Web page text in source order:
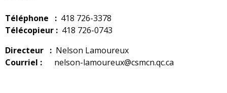
Téléphone : 418 726-3378
Télécopieur : 418 726-0743
Directeur : Nelson Lamoureux
Courriel :
nelson-lamoureux@csmcn.qc.ca